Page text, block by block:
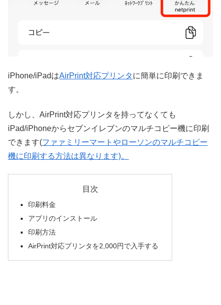
iPhone/iPadはAirPrint対応プリンタに簡単に印刷できま
す。
しかし、AirPrint対応プリンタを持ってなくても
iPad/iPhoneからセブンイレブンのマルチコピー機に印刷
できます(ファァミリーマートやローソンのマルチコピー
機に印刷する方法は異なります)。
目次
印刷料金
アプリのインストール
印刷方法
AirPrint対応プリンタを2,000円で入手する